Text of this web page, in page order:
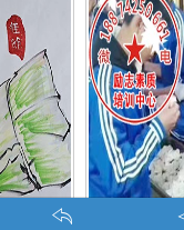
调皮的学生叛逆的孩子在特训学校娱乐中学习-调皮的问题学生怎么教育找什么机构